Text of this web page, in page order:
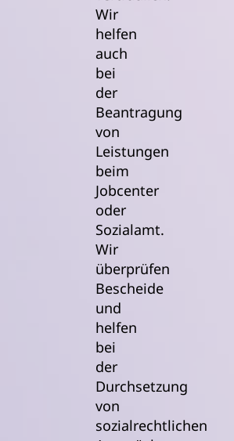
Wir
helfen
auch
bei
der
Beantragung
von
Leistungen
beim
Jobcenter
oder
Sozialamt.
Wir
überprüfen
Bescheide
und
helfen
bei
der
Durchsetzung
von
sozialrechtlichen